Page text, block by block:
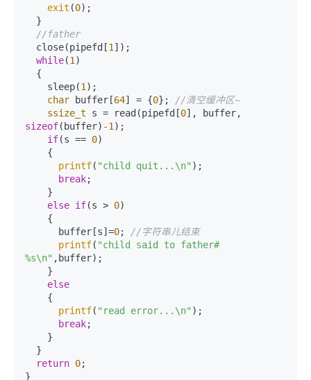
exit (0);
//father
  close(pipefd[
1 ]);
while(1 )
    sleep(
1 );
char buffer[64] = {0};
//清空缓冲区~
ssize_t s = read(pipefd[0
sizeof(buffer) -1 );
if(s == 0)
printf( "child quit...\n" );
break;
else if(s > 0)
      buffer[s]=
0;
//字符串儿结束
printf( "child said to father#
%s\n" ,buffer);
else
printf( "read error...\n" );
break;
return 0;